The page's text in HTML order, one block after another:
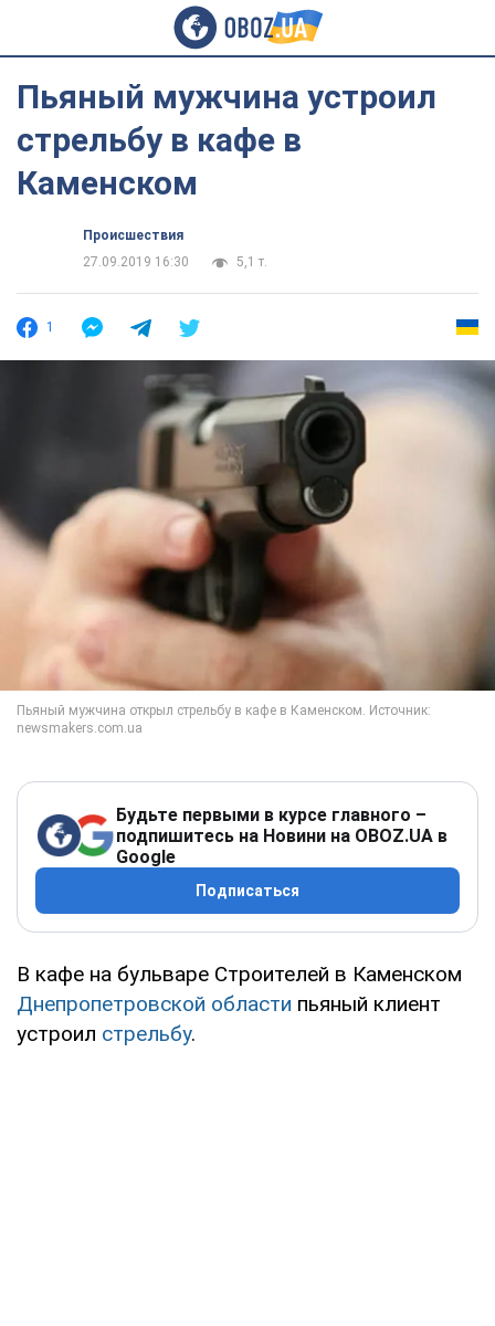
Пьяный мужчина устроил
стрельбу в кафе в
Каменском
Происшествия
27.09.2019 16:30
5,1 т.
1
Будьте первыми в курсе главного –
подпишитесь на Новини на OBOZ.UA в
Google
Подписаться
В кафе на бульваре Строителей в Каменском
Днепропетровской области пьяный клиент
устроил стрельбу.